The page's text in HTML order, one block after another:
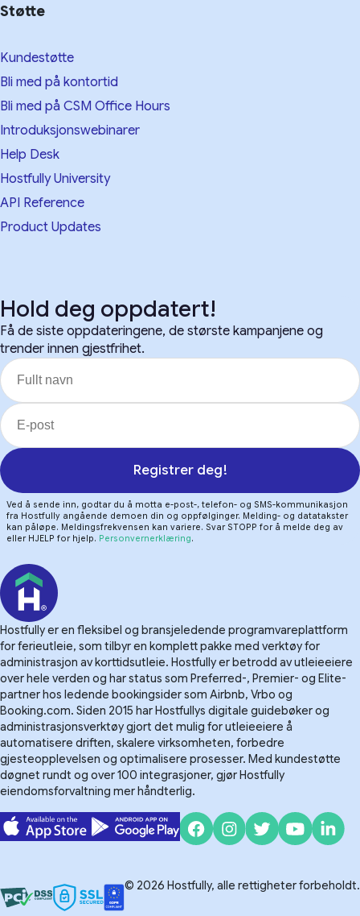
Støtte
Kundestøtte
Bli med på kontortid
Bli med på CSM Office Hours
Introduksjonswebinarer
Help Desk
Hostfully University
API Reference
Product Updates
Hold deg oppdatert!
Få de siste oppdateringene, de største kampanjene og
trender innen gjestfrihet.
Registrer deg!
Ved å sende inn, godtar du å motta e-post-, telefon- og SMS-kommunikasjon
fra Hostfully angående demoen din og oppfølginger. Melding- og datatakster
kan påløpe. Meldingsfrekvensen kan variere. Svar STOPP for å melde deg av
eller HJELP for hjelp. Personvernerklæring.
Hostfully er en fleksibel og bransjeledende programvareplattform
for ferieutleie, som tilbyr en komplett pakke med verktøy for
administrasjon av korttidsutleie. Hostfully er betrodd av utleieeiere
over hele verden og har status som Preferred-, Premier- og Elite-
partner hos ledende bookingsider som Airbnb, Vrbo og
Booking.com. Siden 2015 har Hostfullys digitale guidebøker og
administrasjonsverktøy gjort det mulig for utleieeiere å
automatisere driften, skalere virksomheten, forbedre
gjesteopplevelsen og optimalisere prosesser. Med kundestøtte
døgnet rundt og over 100 integrasjoner, gjør Hostfully
eiendomsforvaltning mer håndterlig.
© 2026 Hostfully, alle rettigheter forbeholdt.